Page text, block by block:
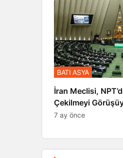
İran Meclisi,
Çekilmeyi
BATI ASYA
7 ay önce